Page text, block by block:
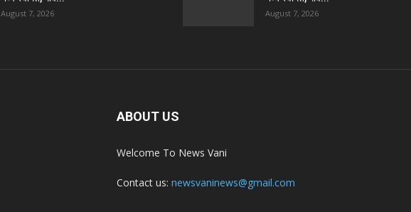
August 7, 2026 August 7, 2026
ABOUT US
Welcome To News Vani
Contact us: newsvaninews@gmail.com